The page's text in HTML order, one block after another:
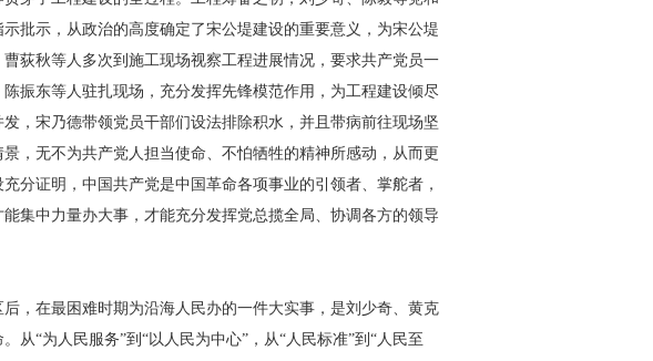
批示，从政治的高度确定了宋公堤建设的重要意义，为宋公堤
荻秋等人多次到施工现场视察工程进展情况，要求共产党员一
振东等人驻扎现场，充分发挥先锋模范作用，为工程建设倾尽
，宋乃德带领党员干部们设法排除积水，并且带病前往现场坚
，无不为共产党人担当使命、不怕牺牲的精神所感动，从而更
分证明，中国共产党是中国革命各项事业的引领者、掌舵者，
集中力量办大事，才能充分发挥党总揽全局、协调各方的领导
，在最困难时期为沿海人民办的一件大实事，是刘少奇、黄克
从“为人民服务”到“以人民为中心”，从“人民标准”到“人民至